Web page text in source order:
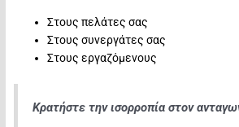
Στους πελάτες σας
Στους συνεργάτες σας
Στους εργαζόμενους
Κρατήστε την ισορροπία στον